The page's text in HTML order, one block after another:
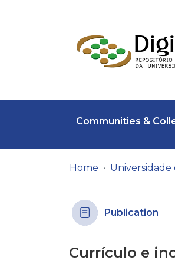
Communities &
Home Universidade
Publication
Currículo e